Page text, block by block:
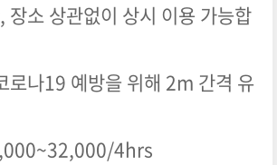
장소 상관없이 상시 이용 가능합
로나19 예방을 위해 2m 간격 유
4hrs